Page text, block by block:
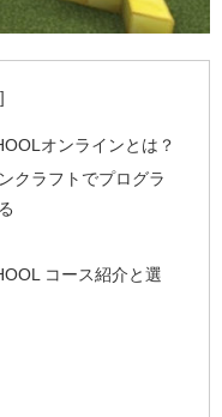
オンラインとは？
クラフトでプログラ
コース紹介と選